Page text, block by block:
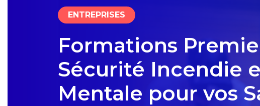
ENTREPRISES
Formations
Sécurité Incendie
Mentale pour vos